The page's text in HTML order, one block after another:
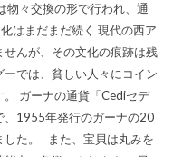
物々交換の形で行われ、通
はまだまだ続く 現代の西ア
んが、その文化の痕跡は残
では、貧しい人々にコイン
ガーナの通貨「Cediセデ
、1955年発行のガーナの20
した。 また、宝貝は丸みを